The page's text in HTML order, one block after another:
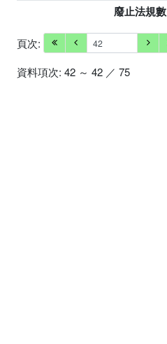
廢止法規數
頁次:
資料項次: 42 ～ 42 ／ 75